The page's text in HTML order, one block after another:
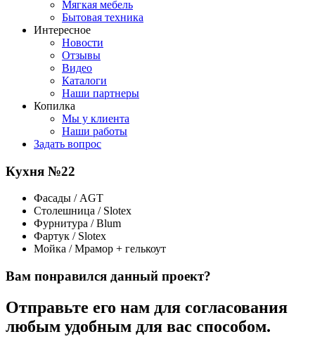
Мягкая мебель
Бытовая техника
Интересное
Новости
Отзывы
Видео
Каталоги
Наши партнеры
Копилка
Мы у клиента
Наши работы
Задать вопрос
Кухня №22
Фасады / AGT
Столешница / Slotex
Фурнитура / Blum
Фартук / Slotex
Мойка / Мрамор + гелькоут
Вам понравился данный проект?
Отправьте его нам для согласования
любым удобным для вас способом.